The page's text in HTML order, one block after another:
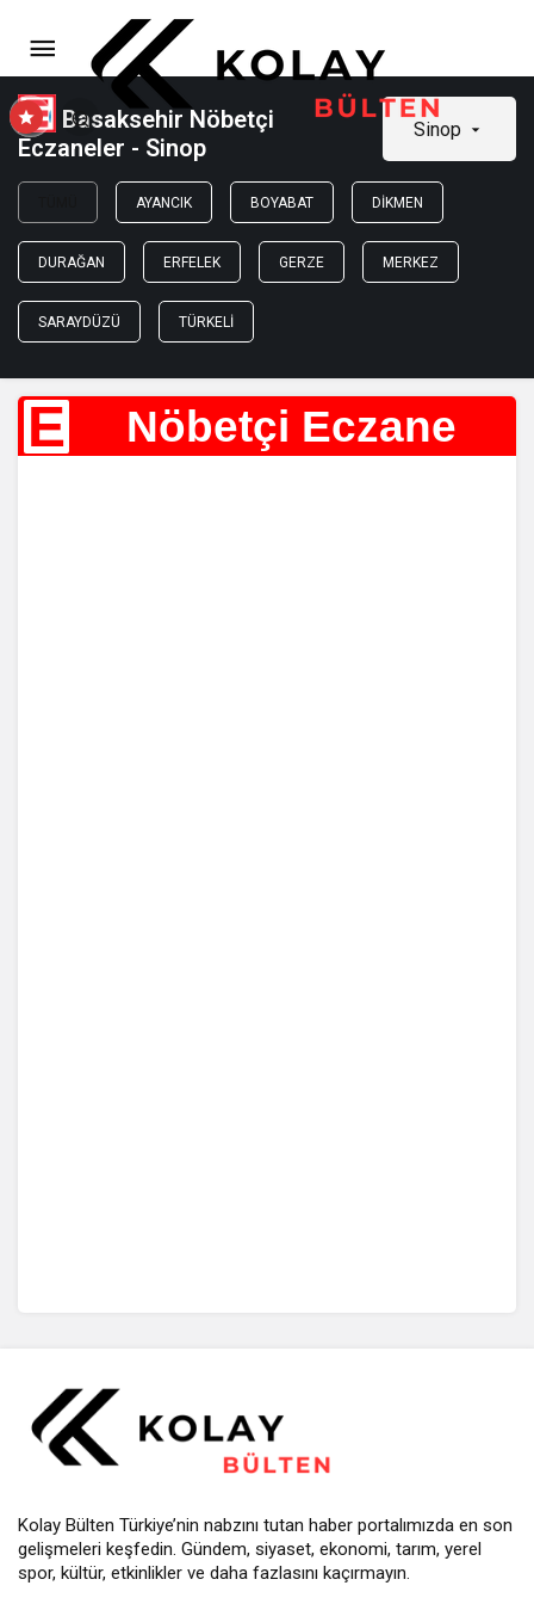
Basaksehir Nöbetçi
Eczaneler - Sinop
Sinop
AYANCIK BOYABAT DIKMEN
DURAĞAN ERFELEK GERZE MERKEZ
SARAYDÜZÜ TÜRKELI
E Nöbetçi Eczane
Kolay Bülten Türkiye’nin nabzını tutan haber portalımızda en son
gelişmeleri keşfedin. Gündem, siyaset, ekonomi, tarım, yerel
spor, kültür, etkinlikler ve daha fazlasını kaçırmayın.